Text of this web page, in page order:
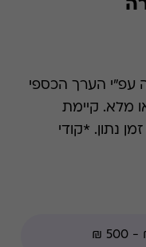
הערך הכספי
או מלא. קיימת
אפשרות לבדוק את היתרה בכל זמן נתון. *קודי